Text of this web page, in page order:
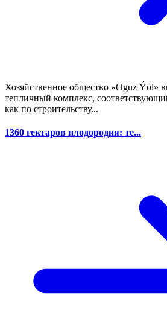
Хозяйственное общество «Oguz Ýol»
тепличный комплекс,
как по строительству...
1360 гектаров плодородия: те...